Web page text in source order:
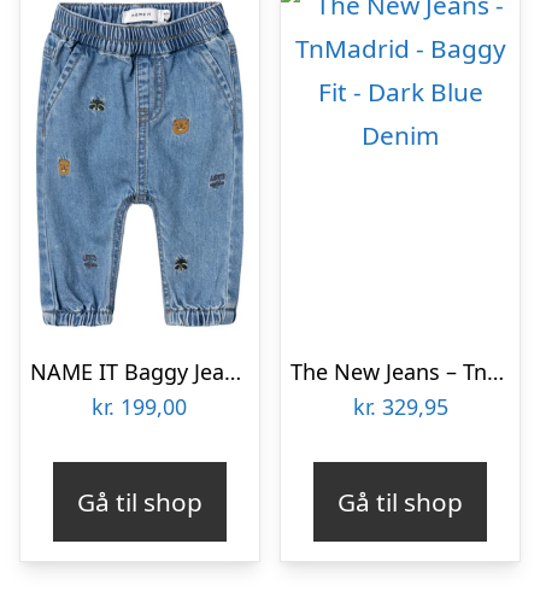
NAME IT Baggy Jeans Ben Medium Blue Denim
kr. 199,00
Gå til shop
The New Jeans – TnMadrid – Baggy Fit – Dark Blue Denim
kr. 329,95
Gå til shop